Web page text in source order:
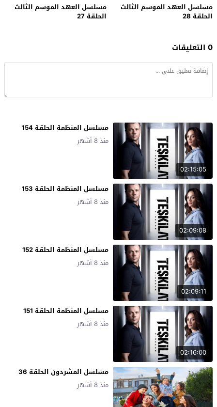
مسلسل العهد الموسم الثالث
الحلقة 28
مسلسل العهد الموسم الثالث
الحلقة 27
0 التعليقات
02:15:05
مسلسل المنظمة الحلقة 154
منذ 8 أشهر
02:09:08
مسلسل المنظمة الحلقة 153
منذ 8 أشهر
02:09:11
مسلسل المنظمة الحلقة 152
منذ 8 أشهر
02:16:00
مسلسل المنظمة الحلقة 151
منذ 8 أشهر
مسلسل المشردون الحلقة 36
منذ 8 أشهر